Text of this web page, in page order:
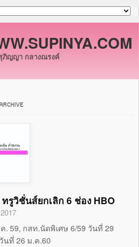
ภิญญา กลางณรงค์
รูวิชั่นส์ยกเลิก 6 ช่อง HBO
. 59, กสท.นัดพิเศษ 6/59 วันที่ 29
นที่ 26 ม.ค.60